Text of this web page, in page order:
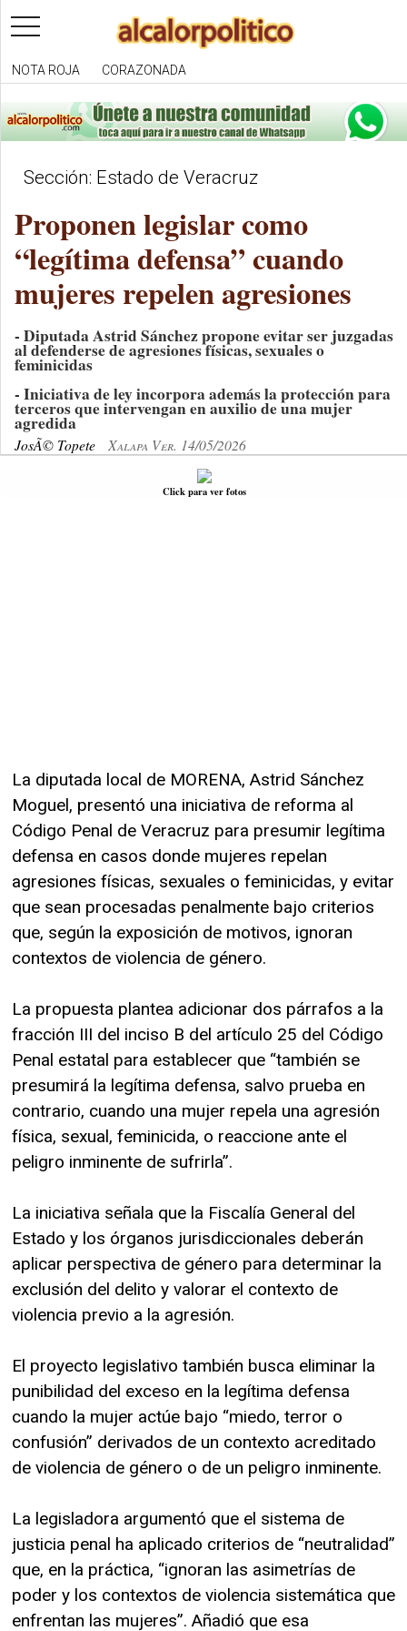
toggle
navigation
NOTA ROJA CORAZONADA
Sección: Estado de Veracruz
Proponen legislar como
“legítima defensa” cuando
mujeres repelen agresiones
- Diputada Astrid Sánchez propone evitar ser juzgadas
al defenderse de agresiones físicas, sexuales o
feminicidas
- Iniciativa de ley incorpora además la protección para
terceros que intervengan en auxilio de una mujer
agredida
JosÃ© Topete Xalapa Ver. 14/05/2026
Click para ver fotos
La diputada local de MORENA, Astrid Sánchez
Moguel, presentó una iniciativa de reforma al
Código Penal de Veracruz para presumir legítima
defensa en casos donde mujeres repelan
agresiones físicas, sexuales o feminicidas, y evitar
que sean procesadas penalmente bajo criterios
que, según la exposición de motivos, ignoran
contextos de violencia de género.
La propuesta plantea adicionar dos párrafos a la
fracción III del inciso B del artículo 25 del Código
Penal estatal para establecer que “también se
presumirá la legítima defensa, salvo prueba en
contrario, cuando una mujer repela una agresión
física, sexual, feminicida, o reaccione ante el
peligro inminente de sufrirla”.
La iniciativa señala que la Fiscalía General del
Estado y los órganos jurisdiccionales deberán
aplicar perspectiva de género para determinar la
exclusión del delito y valorar el contexto de
violencia previo a la agresión.
El proyecto legislativo también busca eliminar la
punibilidad del exceso en la legítima defensa
cuando la mujer actúe bajo “miedo, terror o
confusión” derivados de un contexto acreditado
de violencia de género o de un peligro inminente.
La legisladora argumentó que el sistema de
justicia penal ha aplicado criterios de “neutralidad”
que, en la práctica, “ignoran las asimetrías de
poder y los contextos de violencia sistemática que
enfrentan las mujeres”. Añadió que esa